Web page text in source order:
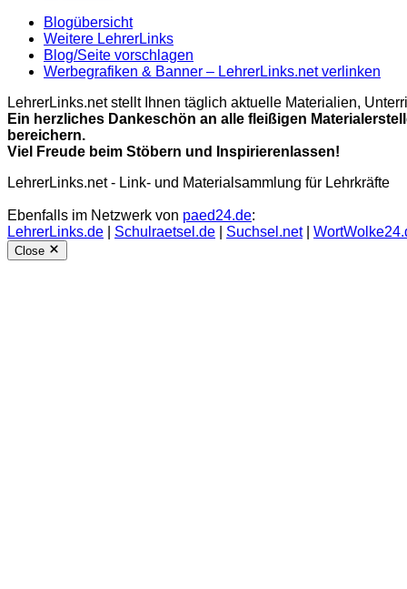
Blogübersicht
Weitere LehrerLinks
Blog/Seite vorschlagen
Werbegrafiken & Banner – LehrerLinks.net verlinken
LehrerLinks.net stellt Ihnen täglich aktuelle Materialien,
Ein herzliches Dankeschön an alle fleißigen
bereichern.
Viel Freude beim Stöbern und Inspirierenlassen!
LehrerLinks.net - Link- und Materialsammlung für Lehrkräfte
Ebenfalls im Netzwerk von paed24.de:
LehrerLinks.de
Schulraetsel.de Suchsel.net|
Close